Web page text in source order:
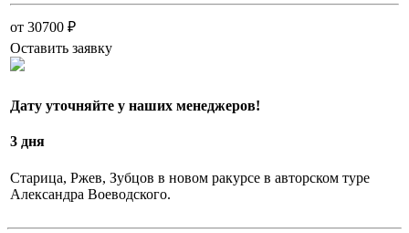
от 30700 ₽
Оставить заявку
Дату уточняйте у наших менеджеров!
3 дня
Старица, Ржев, Зубцов в новом ракурсе в авторском туре
Александра Воеводского.